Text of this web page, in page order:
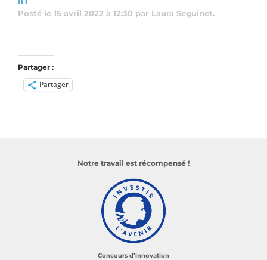
Posté le 15 avril 2022 à 12:30 par Laura Seguinet.
Partager :
Partager
Notre travail est récompensé !
Concours d’innovation